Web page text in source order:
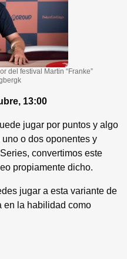
del festival Martin “Franke”
13:00
jugar por puntos y algo
o dos oponentes y
convertimos este
propiamente dicho.
jugar a esta variante de
en la habilidad como